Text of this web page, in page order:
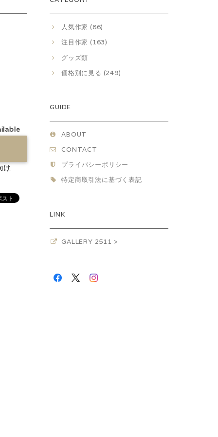
け
人気作家 (86)
注目作家 (163)
グッズ類
価格別に見る (249)
GUIDE
ABOUT
CONTACT
プライバシーポリシー
特定商取引法に基づく表記
LINK
GALLERY 2511 >